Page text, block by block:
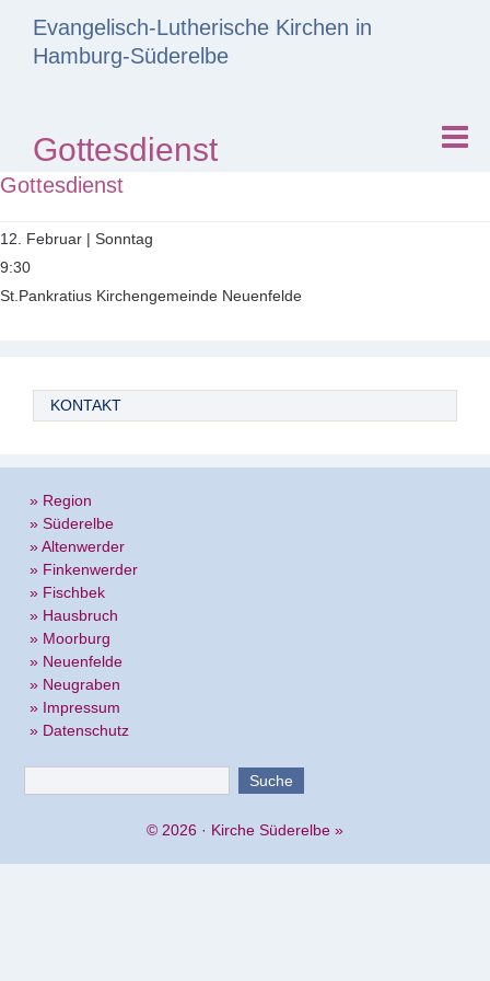
Evangelisch-Lutherische Kirchen in
Hamburg-Süderelbe
Gottesdienst
Gottesdienst
12. Februar | Sonntag
9:30
St.Pankratius Kirchengemeinde Neuenfelde
KONTAKT
» Region
» Süderelbe
» Altenwerder
» Finkenwerder
» Fischbek
» Hausbruch
» Moorburg
» Neuenfelde
» Neugraben
» Impressum
» Datenschutz
© 2026 · Kirche Süderelbe »